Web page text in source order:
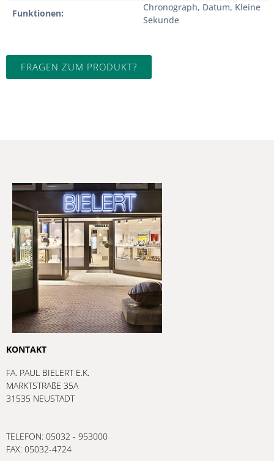
Funktionen
Chronograph, Datum, Kleine
Sekunde
FRAGEN ZUM PRODUKT?
KONTAKT
FA. PAUL BIELERT E.K.
MARKTSTRAßE 35A
31535 NEUSTADT
TELEFON: 05032 - 953000
FAX: 05032-4724